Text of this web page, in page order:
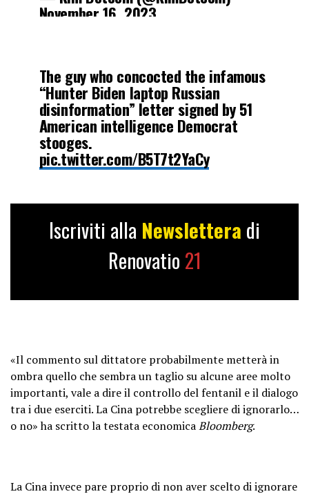
November 16, 2023
The guy who concocted the infamous
“Hunter Biden laptop Russian
disinformation” letter signed by 51
American intelligence Democrat
stooges.
pic.twitter.com/B5T7t2YaCy
2023
Iscriviti alla Newslettera di
Renovatio 21
«Il commento sul dittatore probabilmente metterà in
ombra quello che sembra un taglio su alcune aree molto
importanti, vale a dire il controllo del fentanil e il dialogo
tra i due eserciti. La Cina potrebbe scegliere di ignorarlo…
o no» ha scritto la testata economicaBloomberg.
La Cina invece pare proprio di non aver scelto di ignorare